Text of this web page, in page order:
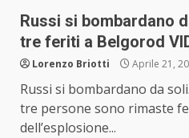
Russi si bombardano
tre feriti a Belgorod
Lorenzo Briotti Aprile 21,
Russi si bombardano da
tre persone sono rimaste
dell’esplosione...